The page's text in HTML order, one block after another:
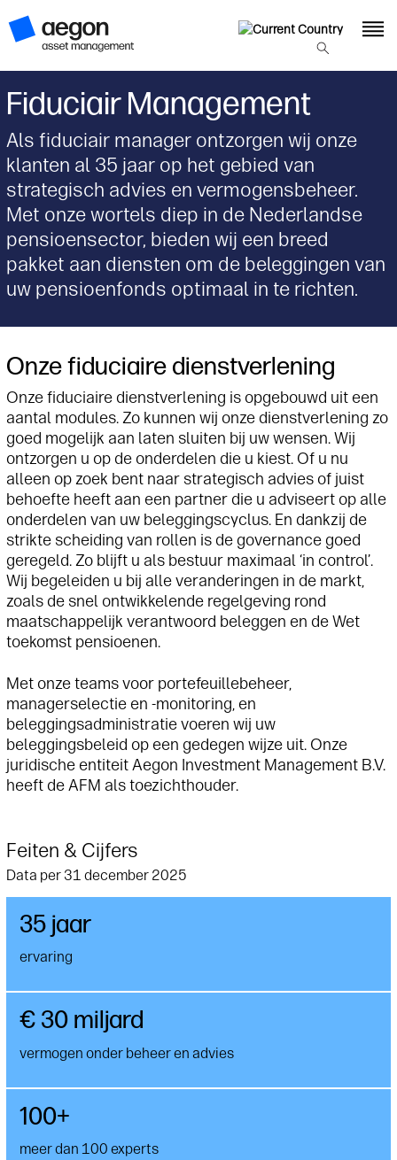
Fiduciair Management
Als fiduciair manager ontzorgen wij onze
klanten al 35 jaar op het gebied van
strategisch advies en vermogensbeheer.
Met onze wortels diep in de Nederlandse
pensioensector, bieden wij een breed
pakket aan diensten om de beleggingen van
uw pensioenfonds optimaal in te richten.
Onze fiduciaire dienstverlening
Onze fiduciaire dienstverlening is opgebouwd uit een
aantal modules. Zo kunnen wij onze dienstverlening zo
goed mogelijk aan laten sluiten bij uw wensen. Wij
ontzorgen u op de onderdelen die u kiest. Of u nu
alleen op zoek bent naar strategisch advies of juist
behoefte heeft aan een partner die u adviseert op alle
onderdelen van uw beleggingscyclus. En dankzij de
strikte scheiding van rollen is de governance goed
geregeld. Zo blijft u als bestuur maximaal ‘in control’.
Wij begeleiden u bij alle veranderingen in de markt,
zoals de snel ontwikkelende regelgeving rond
maatschappelijk verantwoord beleggen en de Wet
toekomst pensioenen.
Met onze teams voor portefeuillebeheer,
managerselectie en -monitoring, en
beleggingsadministratie voeren wij uw
beleggingsbeleid op een gedegen wijze uit. Onze
juridische entiteit Aegon Investment Management B.V.
heeft de AFM als toezichthouder.
Feiten & Cijfers
Data per 31 december 2025
35 jaar
ervaring
€ 30 miljard
vermogen onder beheer en advies
100+
meer dan 100 experts